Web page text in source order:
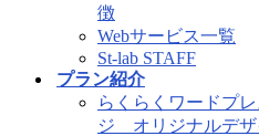
徴
Webサービス一覧
St-lab STAFF
プラン紹介
らくらくワードプ
ジ オリジナルデザ